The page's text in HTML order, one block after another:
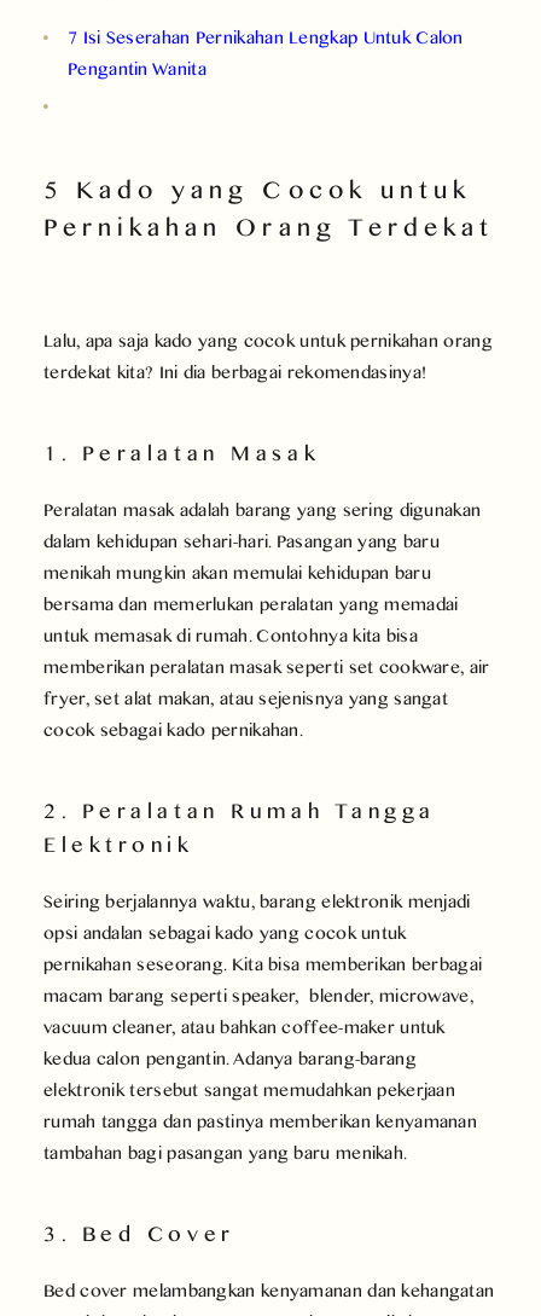
7 Isi Seserahan Pernikahan Lengkap Untuk Calon
Pengantin Wanita
5 Kado yang Cocok untuk
Pernikahan Orang Terdekat
Lalu, apa saja kado yang cocok untuk pernikahan orang
terdekat kita? Ini dia berbagai rekomendasinya!
1. Peralatan Masak
Peralatan masak adalah barang yang sering digunakan
dalam kehidupan sehari-hari. Pasangan yang baru
menikah mungkin akan memulai kehidupan baru
bersama dan memerlukan peralatan yang memadai
untuk memasak di rumah. Contohnya kita bisa
memberikan peralatan masak seperti set cookware, air
fryer, set alat makan, atau sejenisnya yang sangat
cocok sebagai kado pernikahan.
2. Peralatan Rumah Tangga
Elektronik
Seiring berjalannya waktu, barang elektronik menjadi
opsi andalan sebagai kado yang cocok untuk
pernikahan seseorang. Kita bisa memberikan berbagai
macam barang seperti speaker, blender, microwave,
vacuum cleaner, atau bahkan coffee-maker untuk
kedua calon pengantin. Adanya barang-barang
elektronik tersebut sangat memudahkan pekerjaan
rumah tangga dan pastinya memberikan kenyamanan
tambahan bagi pasangan yang baru menikah.
3. Bed Cover
Bed cover melambangkan kenyamanan dan kehangatan